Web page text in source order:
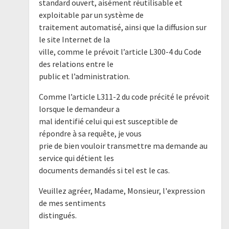
standard ouvert, aisément réutilisable et
exploitable par un système de
traitement automatisé, ainsi que la diffusion sur
le site Internet de la
ville, comme le prévoit l’article L300-4 du Code
des relations entre le
public et l’administration.
Comme l’article L311-2 du code précité le prévoit
lorsque le demandeur a
mal identifié celui qui est susceptible de
répondre à sa requête, je vous
prie de bien vouloir transmettre ma demande au
service qui détient les
documents demandés si tel est le cas.
Veuillez agréer, Madame, Monsieur, l'expression
de mes sentiments
distingués.